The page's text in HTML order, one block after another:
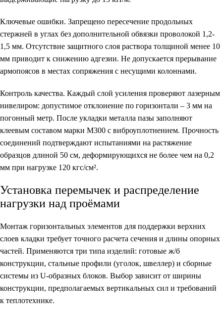
Ключевые ошибки. Запрещено пересечение продольных
стержней в углах без дополнительной обвязки проволокой 1,2-
1,5 мм. Отсутствие защитного слоя раствора толщиной менее 10
мм приводит к снижению адгезии. Не допускается прерывание
армопоясов в местах сопряжения с несущими колоннами.
Контроль качества. Каждый слой усиления проверяют лазерным
нивелиром: допустимое отклонение по горизонтали – 3 мм на
погонный метр. После укладки металла пазы заполняют
клеевым составом марки М300 с виброуплотнением. Прочность
соединений подтверждают испытаниями на растяжение
образцов длиной 50 см, деформирующихся не более чем на 0,2
мм при нагрузке 120 кгс/см².
Установка перемычек и распределение
нагрузки над проёмами
Монтаж горизонтальных элементов для поддержки верхних
слоев кладки требует точного расчета сечения и длины опорных
частей. Применяются три типа изделий: готовые ж/б
конструкции, стальные профили (уголок, швеллер) и сборные
системы из U-образных блоков. Выбор зависит от ширины
конструкции, предполагаемых вертикальных сил и требований
к теплотехнике.